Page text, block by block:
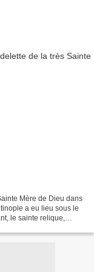
Mère de Dieu dans
a eu lieu sous le
le sainte relique,